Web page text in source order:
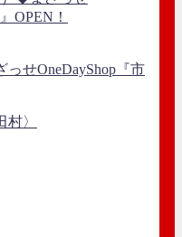
せOneDayShop『市